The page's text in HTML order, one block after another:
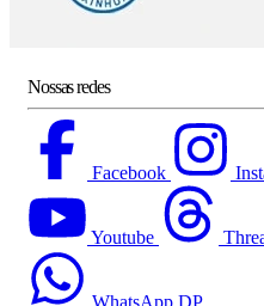
Nossas redes
Facebook
Youtube